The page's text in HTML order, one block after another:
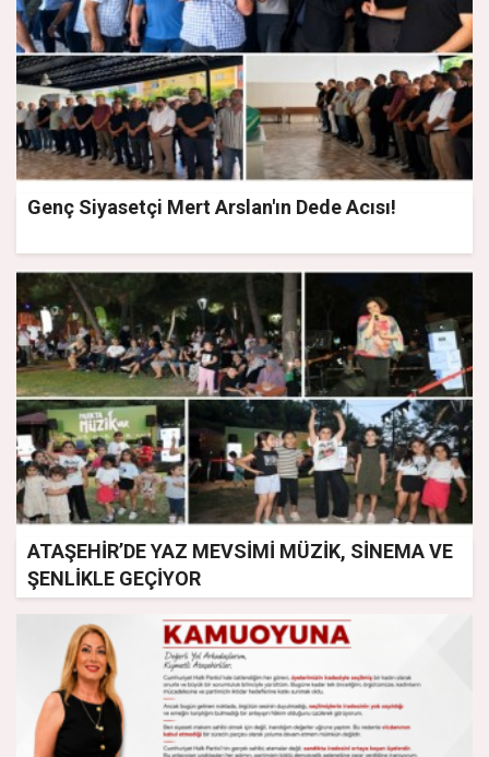
Genç Siyasetçi Mert Arslan'ın Dede Acısı!
ATAŞEHİR’DE YAZ MEVSİMİ MÜZİK, SİNEMA VE
ŞENLİKLE GEÇİYOR